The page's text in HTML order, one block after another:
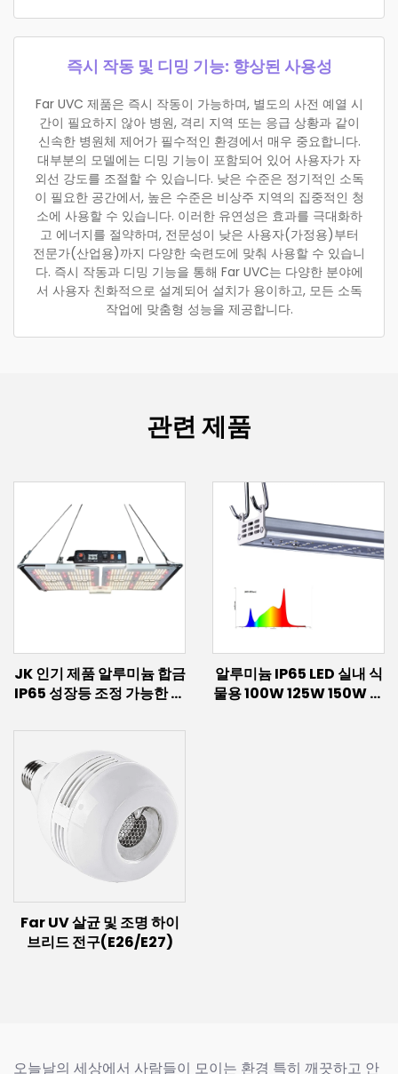
즉시 작동 및 디밍 기능: 향상된 사용성
Far UVC 제품은 즉시 작동이 가능하며, 별도의 사전 예열 시
간이 필요하지 않아 병원, 격리 지역 또는 응급 상황과 같이
신속한 병원체 제어가 필수적인 환경에서 매우 중요합니다.
대부분의 모델에는 디밍 기능이 포함되어 있어 사용자가 자
외선 강도를 조절할 수 있습니다. 낮은 수준은 정기적인 소독
이 필요한 공간에서, 높은 수준은 비상주 지역의 집중적인 청
소에 사용할 수 있습니다. 이러한 유연성은 효과를 극대화하
고 에너지를 절약하며, 전문성이 낮은 사용자(가정용)부터
전문가(산업용)까지 다양한 숙련도에 맞춰 사용할 수 있습니
다. 즉시 작동과 디밍 기능을 통해 Far UVC는 다양한 분야에
서 사용자 친화적으로 설계되어 설치가 용이하고, 모든 소독
작업에 맞춤형 성능을 제공합니다.
관련 제품
JK 인기 제품 알루미늄 합금
IP65 성장등 조정 가능한 빛
LM301H Evo LED 성장등
(실내 식물용)
알루미늄 IP65 LED 실내 식
물용 100W 125W 150W 채
Far UV 살균 및 조명 하이
브리드 전구(E26/E27)
오늘날의 세상에서 사람들이 모이는 환경 특히 깨끗하고 안